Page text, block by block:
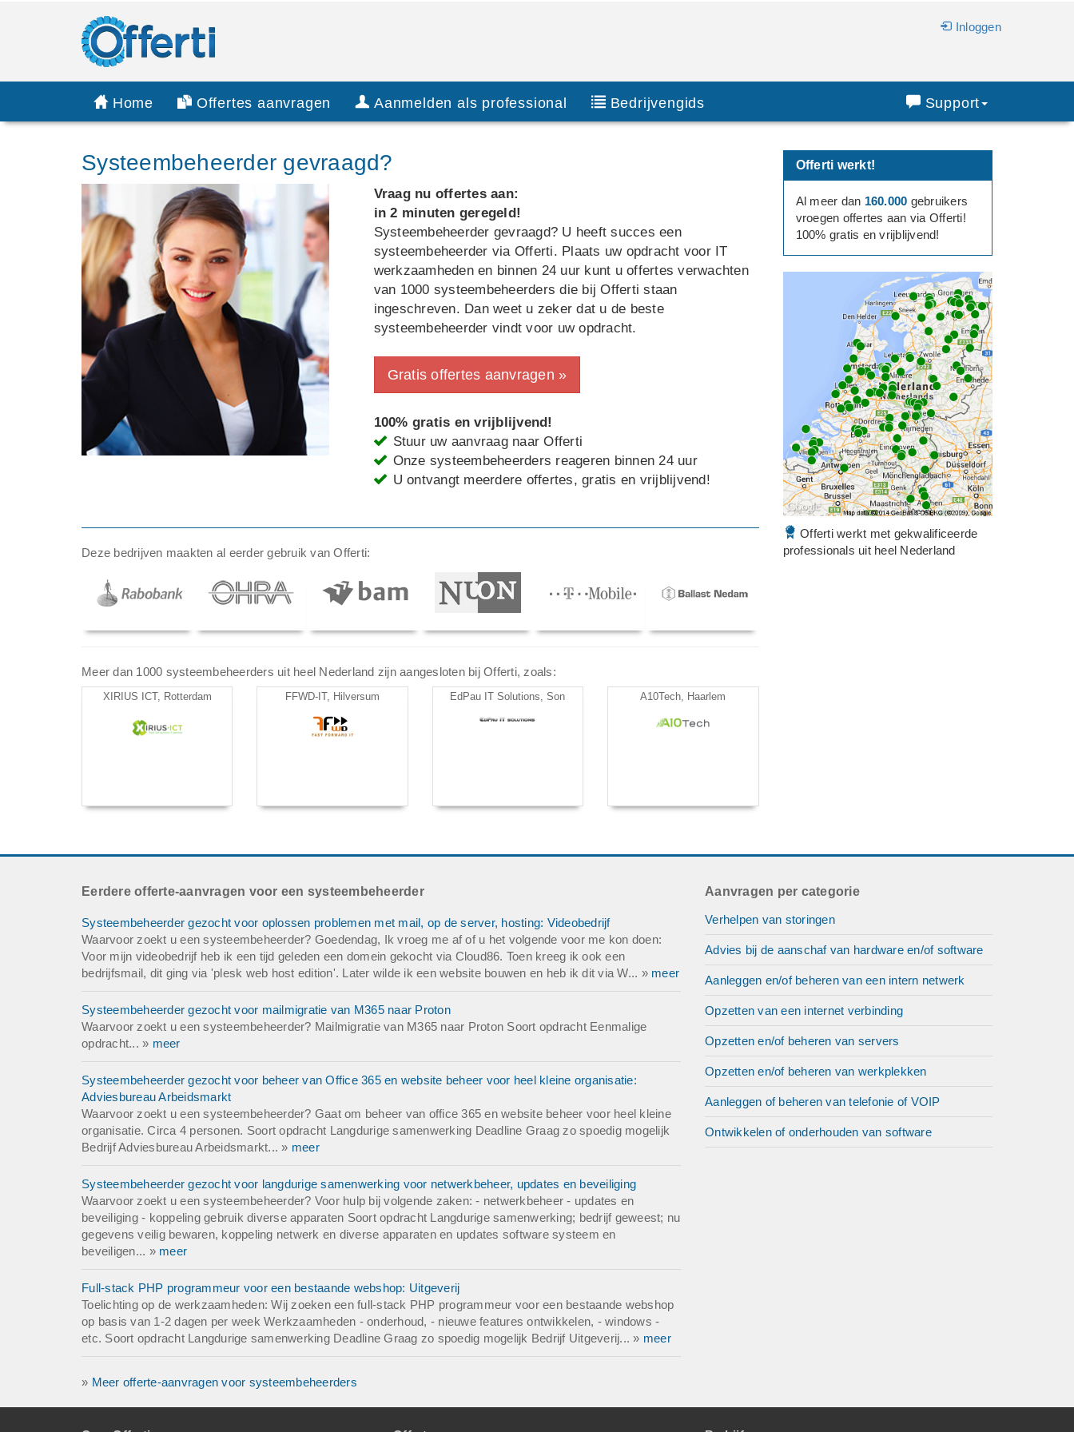
Inloggen
Home Offertes aanvragen Aanmelden als professional Bedrijvengids Support
Systeembeheerder gevraagd?
Vraag nu offertes aan:
in 2 minuten geregeld!
Systeembeheerder gevraagd? U heeft succes een
systeembeheerder via Offerti. Plaats uw opdracht voor IT
werkzaamheden en binnen 24 uur kunt u offertes verwachten
van 1000 systeembeheerders die bij Offerti staan
ingeschreven. Dan weet u zeker dat u de beste
systeembeheerder vindt voor uw opdracht.
Gratis offertes aanvragen »
100% gratis en vrijblijvend!
Stuur uw aanvraag naar Offerti
Onze systeembeheerders reageren binnen 24 uur
U ontvangt meerdere offertes, gratis en vrijblijvend!
Deze bedrijven maakten al eerder gebruik van Offerti:
Meer dan 1000 systeembeheerders uit heel Nederland zijn aangesloten bij Offerti, zoals:
XIRIUS ICT, Rotterdam FFWD-IT, Hilversum EdPau IT Solutions, Son A10Tech, Haarlem
Offerti werkt!
Al meer dan 160.000 gebruikers
vroegen offertes aan via Offerti!
100% gratis en vrijblijvend!
Offerti werkt met gekwalificeerde
professionals uit heel Nederland
Eerdere offerte-aanvragen voor een systeembeheerder
Systeembeheerder gezocht voor oplossen problemen met mail, op de server, hosting: Videobedrijf
Waarvoor zoekt u een systeembeheerder? Goedendag, Ik vroeg me af of u het volgende voor me kon doen:
Voor mijn videobedrijf heb ik een tijd geleden een domein gekocht via Cloud86. Toen kreeg ik ook een
bedrijfsmail, dit ging via 'plesk web host edition'. Later wilde ik een website bouwen en heb ik dit via W... » meer
Systeembeheerder gezocht voor mailmigratie van M365 naar Proton
Waarvoor zoekt u een systeembeheerder? Mailmigratie van M365 naar Proton Soort opdracht Eenmalige
opdracht... » meer
Systeembeheerder gezocht voor beheer van Office 365 en website beheer voor heel kleine organisatie:
Adviesbureau Arbeidsmarkt
Waarvoor zoekt u een systeembeheerder? Gaat om beheer van office 365 en website beheer voor heel kleine
organisatie. Circa 4 personen. Soort opdracht Langdurige samenwerking Deadline Graag zo spoedig mogelijk
Bedrijf Adviesbureau Arbeidsmarkt... » meer
Systeembeheerder gezocht voor langdurige samenwerking voor netwerkbeheer, updates en beveiliging
Waarvoor zoekt u een systeembeheerder? Voor hulp bij volgende zaken: - netwerkbeheer - updates en
beveiliging - koppeling gebruik diverse apparaten Soort opdracht Langdurige samenwerking; bedrijf geweest; nu
gegevens veilig bewaren, koppeling netwerk en diverse apparaten en updates software systeem en
beveiligen... » meer
Full-stack PHP programmeur voor een bestaande webshop: Uitgeverij
Toelichting op de werkzaamheden: Wij zoeken een full-stack PHP programmeur voor een bestaande webshop
op basis van 1-2 dagen per week Werkzaamheden - onderhoud, - nieuwe features ontwikkelen, - windows -
etc. Soort opdracht Langdurige samenwerking Deadline Graag zo spoedig mogelijk Bedrijf Uitgeverij... » meer
» Meer offerte-aanvragen voor systeembeheerders
Aanvragen per categorie
Verhelpen van storingen
Advies bij de aanschaf van hardware en/of software
Aanleggen en/of beheren van een intern netwerk
Opzetten van een internet verbinding
Opzetten en/of beheren van servers
Opzetten en/of beheren van werkplekken
Aanleggen of beheren van telefonie of VOIP
Ontwikkelen of onderhouden van software